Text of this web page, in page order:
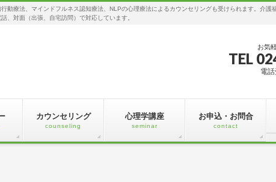
動療法、マインドフルネス認知療法、NLPの心理療法によるカウンセリングも受けられます。介護
、対面（出張、自宅訪問）で対応しています。
お気
TEL
電
カウンセリング
counseling
心理学講座
seminar
お申込・お問合
contact